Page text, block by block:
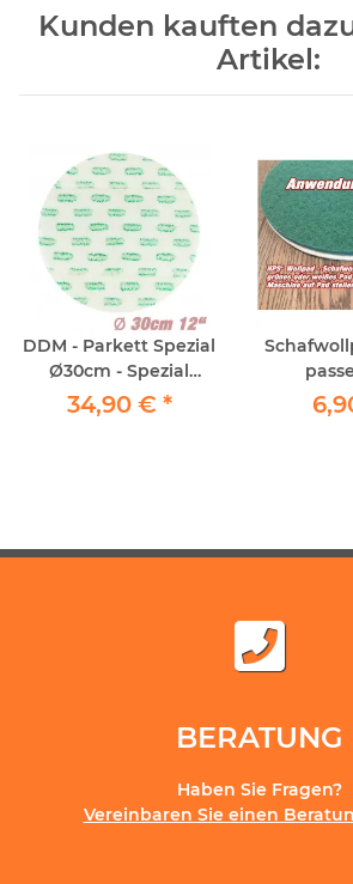
Kunden kauften
Artikel:
DDM - Parkett Spezial
Ø30cm - Spezial
Floorboy Pad
34,90 € *
BERATUNG
Haben Sie Fragen?
Vereinbaren Sie einen